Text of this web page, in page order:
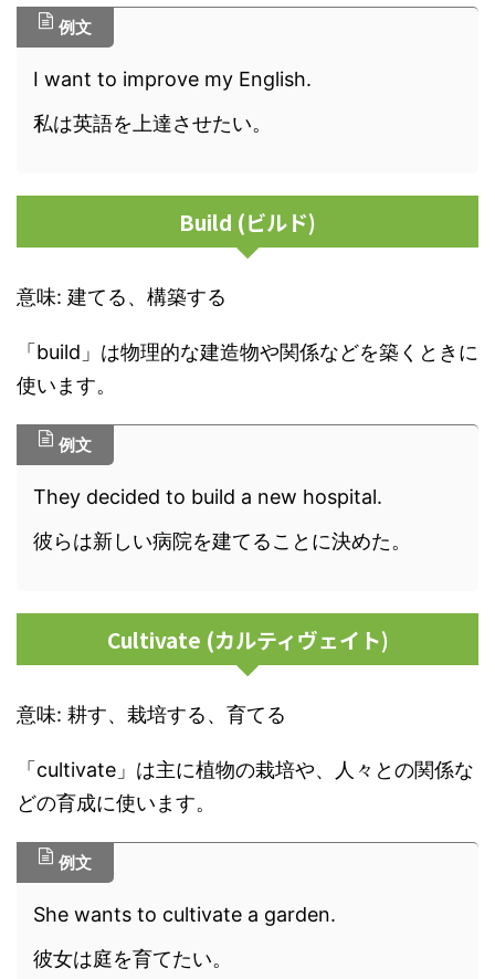
例文
I want to improve my English.
私は英語を上達させたい。
Build (ビルド)
意味: 建てる、構築する
「build」は物理的な建造物や関係などを築くときに
使います。
例文
They decided to build a new hospital.
彼らは新しい病院を建てることに決めた。
Cultivate (カルティヴェイト)
意味: 耕す、栽培する、育てる
「cultivate」は主に植物の栽培や、人々との関係な
どの育成に使います。
例文
She wants to cultivate a garden.
彼女は庭を育てたい。